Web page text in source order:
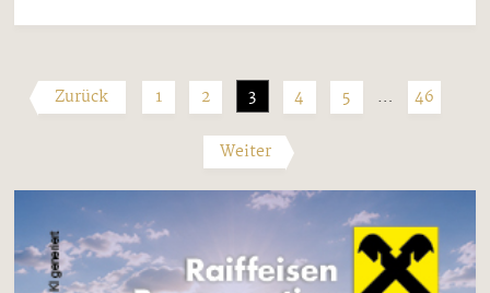
Zurück 1 2 3 4 5 … 46
Weiter